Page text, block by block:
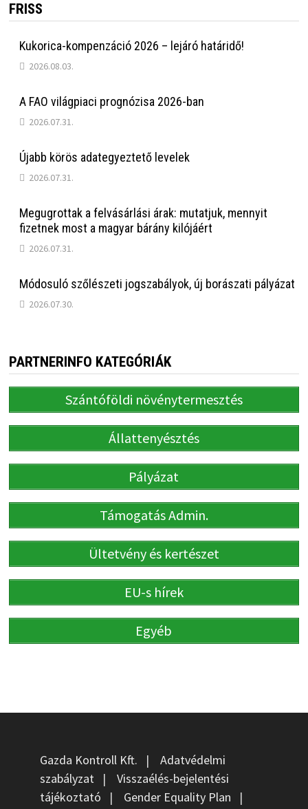
FRISS
Kukorica-kompenzáció 2026 – lejáró határidő!
2026.08.03.
A FAO világpiaci prognózisa 2026-ban
2026.07.31.
Újabb körös adategyeztető levelek
2026.07.31.
Megugrottak a felvásárlási árak: mutatjuk, mennyit
fizetnek most a magyar bárány kilójáért
2026.07.31.
Módosuló szőlészeti jogszabályok, új borászati pályázat
2026.07.30.
PARTNERINFO KATEGÓRIÁK
Szántóföldi növénytermesztés
Állattenyésztés
Pályázat
Támogatás Admin.
Ültetvény és kertészet
EU-s hírek
Egyéb
Gazda Kontroll Kft. | Adatvédelmi
szabályzat| Visszaélés-bejelentési
tájékoztató | Gender Equality Plan |